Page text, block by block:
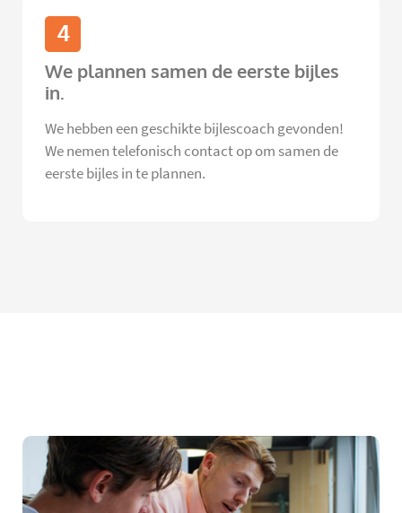
4
We plannen samen de eerste bijles
in.
We hebben een geschikte bijlescoach gevonden!
We nemen telefonisch contact op om samen de
eerste bijles in te plannen.